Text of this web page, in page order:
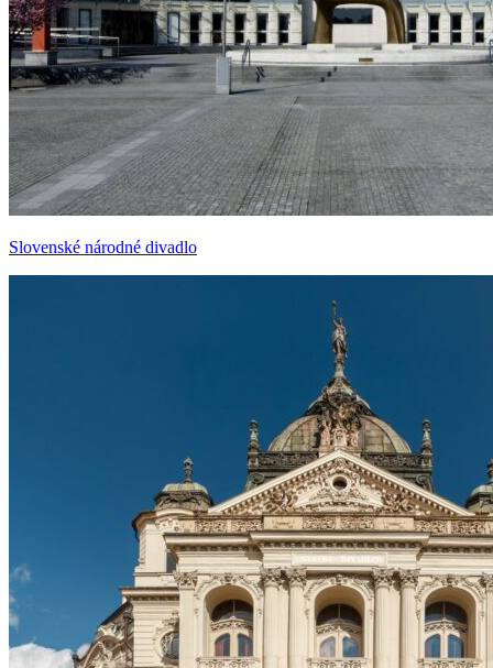
Slovenské národné divadlo